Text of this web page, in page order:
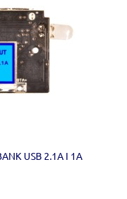
USB 2.1A I 1A